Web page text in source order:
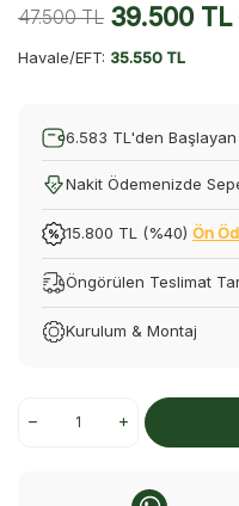
47.500TL 39.500TL
Havale/EFT: 35.550 TL
6.583 TL'den Başlayan
Nakit Ödemenizde
15.800 TL (%40) Ön
Öngörülen Teslimat
Kurulum & Montaj